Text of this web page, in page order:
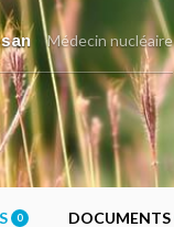
Médecin nucléaire
0 DOCUMENTS